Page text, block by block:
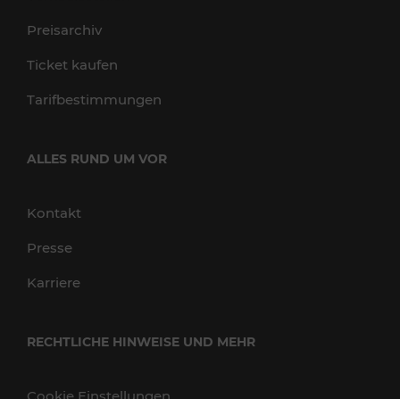
Preisarchiv
Ticket kaufen
Tarifbestimmungen
ALLES RUND UM VOR
Kontakt
Presse
Karriere
RECHTLICHE HINWEISE UND MEHR